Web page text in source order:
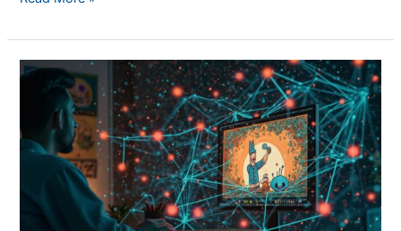
Wenn
künstliche
Intelligenz
Waffe
wird